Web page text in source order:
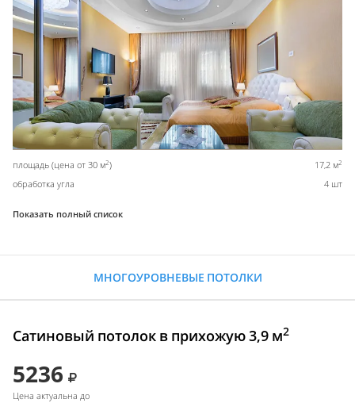
площадь (цена от 30 м2) 17,2 м2
обработка угла 4 шт
Показать полный список
МНОГОУРОВНЕВЫЕ ПОТОЛКИ
Сатиновый потолок в прихожую 3,9 м2
5236
Цена актуальна до